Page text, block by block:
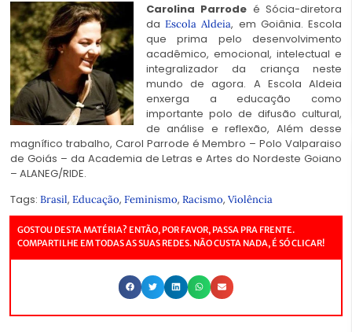
Carolina Parrode é Sócia-diretora
daEscola Aldeia, em Goiânia. Escola
que prima pelo desenvolvimento
acadêmico, emocional, intelectual e
integralizador da criança neste
mundo de agora. A Escola Aldeia
enxerga a educação como
importante polo de difusão cultural,
de análise e reflexão, Além desse
magnífico trabalho, Carol Parrode é Membro – Polo Valparaiso
de Goiás – da Academia de Letras e Artes do Nordeste Goiano
– ALANEG/RIDE.
Tags: Brasil, Educação, Feminismo, Racismo, Violência
GOSTOU DESTA MATÉRIA? ENTÃO, POR FAVOR, PASSA PRA FRENTE.
COMPARTILHE EM TODAS AS SUAS REDES. NÃO CUSTA NADA, É SÓ CLICAR!